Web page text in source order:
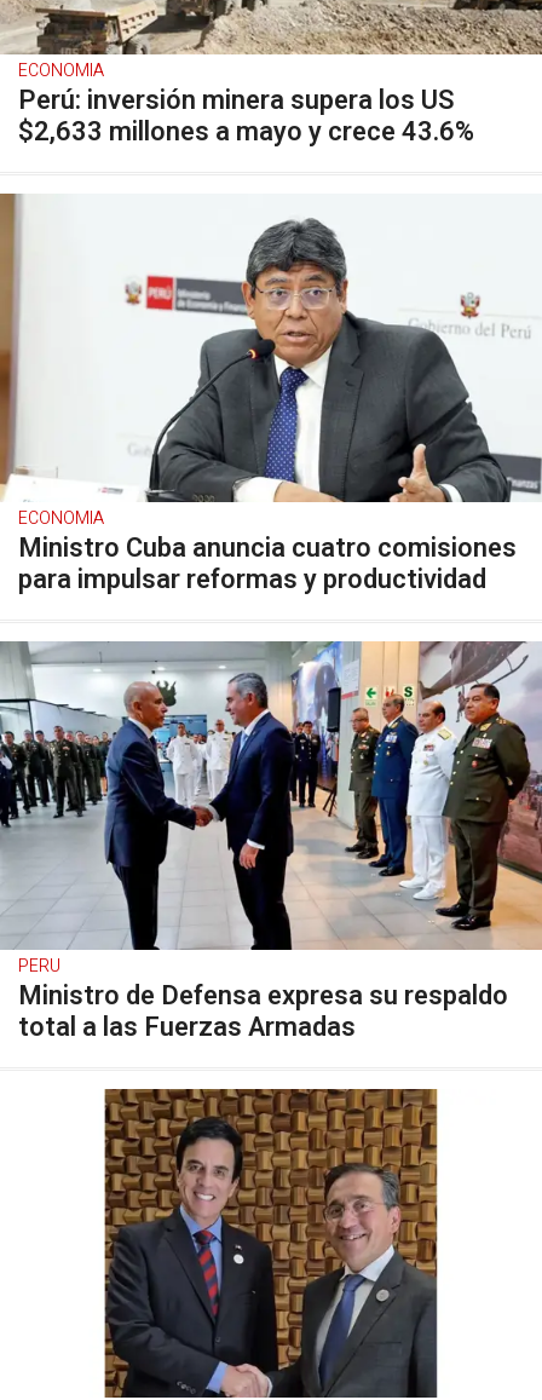
ECONOMIA
Perú: inversión minera supera los US
$2,633 millones a mayo y crece 43.6%
ECONOMIA
Ministro Cuba anuncia cuatro comisiones
para impulsar reformas y productividad
PERU
Ministro de Defensa expresa su respaldo
total a las Fuerzas Armadas